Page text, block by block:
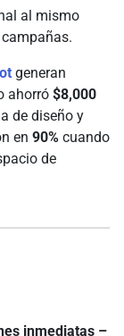
al mismo
generan
ahorró $8,000
de diseño y
en 90% cuando
de
inmediatas –